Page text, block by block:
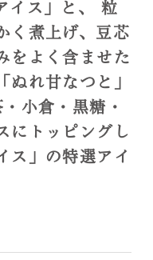
イス」と、 粒
く煮上げ、豆芯
をよく含ませた
ぬれ甘なつと」
小倉・黒糖・
にトッピングし
ス」の特選アイ